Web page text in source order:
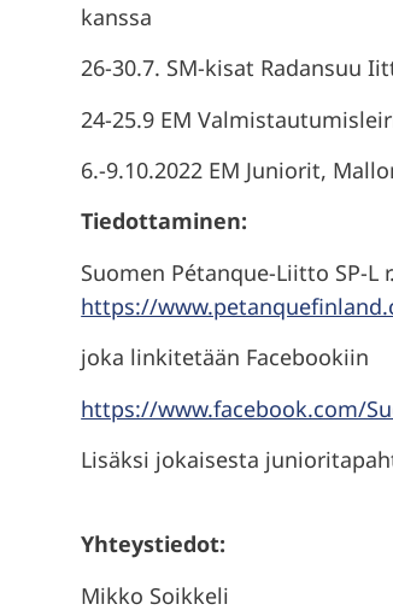
kanssa
26-30.7. SM-kisat Radansuu
24-25.9 EM
6.-9.10.2022 EM Juniorit,
Tiedottaminen:
Suomen Pétanque-Liitto SP-L
https://
joka linkitetään Facebookiin
https://www.facebook.com/
Lisäksi jokaisesta
Yhteystiedot:
Mikko Soikkeli